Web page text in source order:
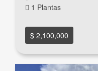
1 Plantas
$ 2,100,000